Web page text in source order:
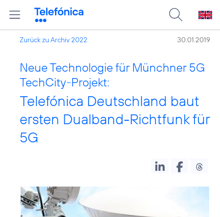
Zurück zu Archiv 2022 30.01.2019
Neue Technologie für Münchner 5G
TechCity-Projekt:
Telefónica Deutschland baut
ersten Dualband-Richtfunk für
5G